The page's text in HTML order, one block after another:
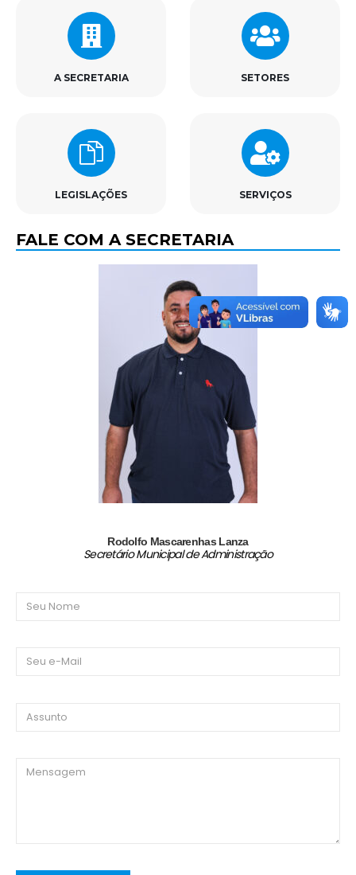
A SECRETARIA SETORES
LEGISLAÇÕES SERVIÇOS
FALE COM A SECRETARIA
Rodolfo Mascarenhas Lanza
Secretário Municipal de Administração